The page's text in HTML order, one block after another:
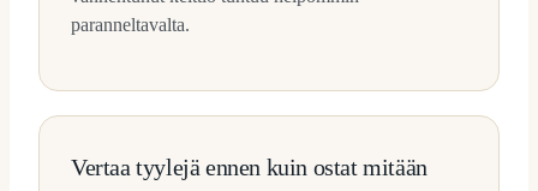
paranneltavalta.
Vertaa tyylejä ennen kuin ostat mitään